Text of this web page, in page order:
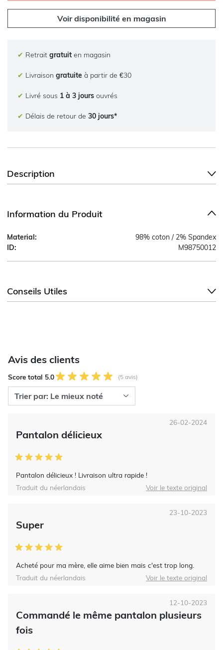
Voir disponibilité en magasin
✔ Retrait gratuit en magasin
✔ Livraison gratuite à partir de €30
✔ Livré sous 1 à 3 jours ouvrés
✔ Délais de retour de 30 jours*
Description
Information du Produit
Material:
98% coton / 2% Spandex
ID:
M98750012
Conseils Utiles
Avis des clients
Score total 5.0 (5 avis)
Pantalon délicieux
Pantalon délicieux ! Livraison ultra rapide !
26-02-2024
Traduit du néerlandais Voir le texte original
Super
Acheté pour ma mère, elle aime bien mais c'est trop long.
23-10-2023
Traduit du néerlandais Voir le texte original
Commandé le même pantalon plusieurs
fois
12-10-2023